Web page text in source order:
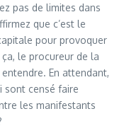
pas de limites dans
que c’est le
pour provoquer
le procureur de la
En attendant,
sont censé faire
les manifestants